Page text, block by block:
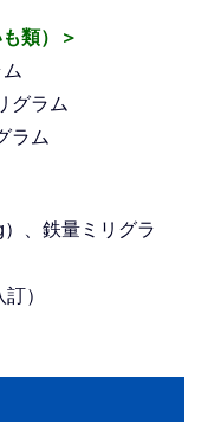
類）＞
グラム
ラム
、鉄量ミリグラ
）